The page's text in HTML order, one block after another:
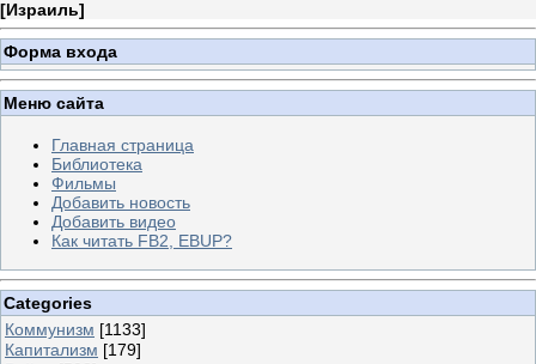
[Израиль]
Форма входа
Меню сайта
Главная страница
Библиотека
Фильмы
Добавить новость
Добавить видео
Как читать FB2, EBUP?
Categories
Коммунизм [1133]
Капитализм [179]